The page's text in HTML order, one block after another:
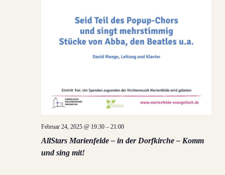
AllStars Marienfelde – in der Dorfkirche – Komm
und sing mit!
Februar 24, 2025 @ 19:30– 21:00